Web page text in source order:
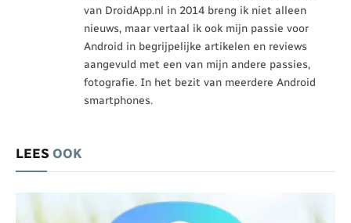
van DroidApp.nl in 2014 breng ik niet alleen
nieuws, maar vertaal ik ook mijn passie voor
Android in begrijpelijke artikelen en reviews
aangevuld met een van mijn andere passies,
fotografie. In het bezit van meerdere Android
smartphones.
LEES OOK